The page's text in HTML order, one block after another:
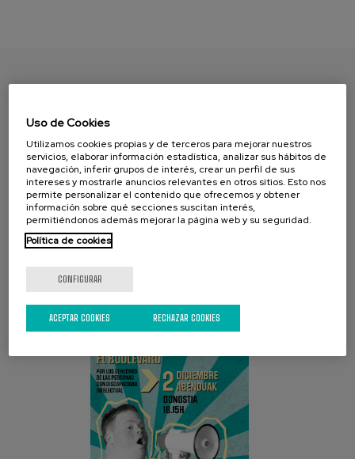
Uso de Cookies
Utilizamos cookies propias y de terceros para mejorar nuestros
servicios, elaborar información estadística, analizar sus hábitos de
navegación, inferir grupos de interés, crear un perfil de sus
intereses y mostrarle anuncios relevantes en otros sitios. Esto nos
permite personalizar el contenido que ofrecemos y obtener
información sobre qué secciones suscitan interés,
permitiéndonos además mejorar la página web y su seguridad.
Política de cookies
CONFIGURAR
RECHAZAR COOKIES
ACEPTAR COOKIES